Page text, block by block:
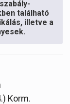
található
illetve a
Korm.